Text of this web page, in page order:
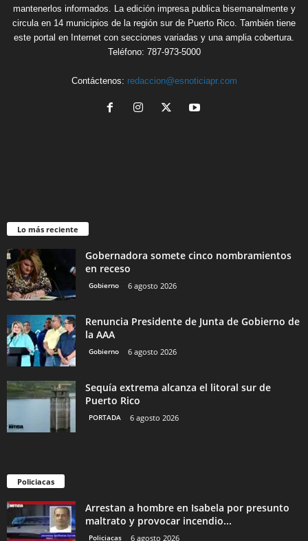
mantenerlos informados. La edición impresa publica bisemanalmente y
circula en 14 municipios de la región sur de Puerto Rico. También tiene
este portal en Internet con secciones variadas y una amplia cobertura.
Teléfono: 787-973-5000
Contáctenos: redaccion@esnoticiapr.com
Lo más reciente
Gobernadora somete cinco nombramientos
en receso
Gobierno 6 agosto 2026
Renuncia Presidente de Junta de Gobierno de
la AAA
Gobierno 6 agosto 2026
Sequía extrema alcanza el litoral sur de
Puerto Rico
PORTADA 6 agosto 2026
Policiacas
Arrestan a hombre en Isabela por presunto
maltrato y provocar incendio...
Policiacas 6 agosto 2026